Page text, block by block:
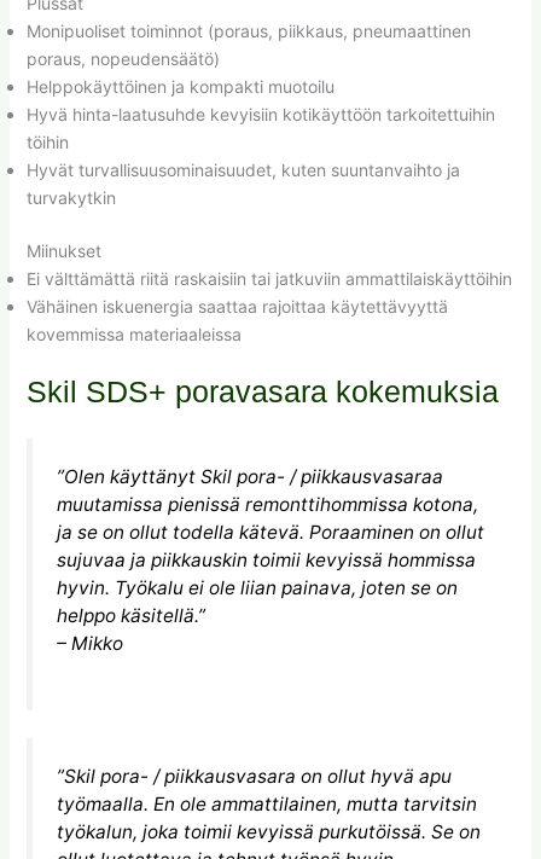
Monipuoliset toiminnot (poraus, piikkaus, pneumaattinen
poraus, nopeudensäätö)
Helppokäyttöinen ja kompakti muotoilu
Hyvä hinta-laatusuhde kevyisiin kotikäyttöön tarkoitettuihin
töihin
Hyvät turvallisuusominaisuudet, kuten suuntanvaihto ja
turvakytkin
Miinukset
Ei välttämättä riitä raskaisiin tai jatkuviin ammattilaiskäyttöihin
Vähäinen iskuenergia saattaa rajoittaa käytettävyyttä
kovemmissa materiaaleissa
Skil SDS+ poravasara kokemuksia
”Olen käyttänyt Skil pora- / piikkausvasaraa
muutamissa pienissä remonttihommissa kotona,
ja se on ollut todella kätevä. Poraaminen on ollut
sujuvaa ja piikkauskin toimii kevyissä hommissa
hyvin. Työkalu ei ole liian painava, joten se on
helppo käsitellä.”
– Mikko
”Skil pora- / piikkausvasara on ollut hyvä apu
työmaalla. En ole ammattilainen, mutta tarvitsin
työkalun, joka toimii kevyissä purkutöissä. Se on